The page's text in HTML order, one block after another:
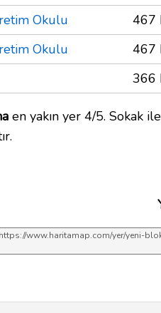
Okulu
467
Okulu
467
366
en yakın yer 4/5. Sokak